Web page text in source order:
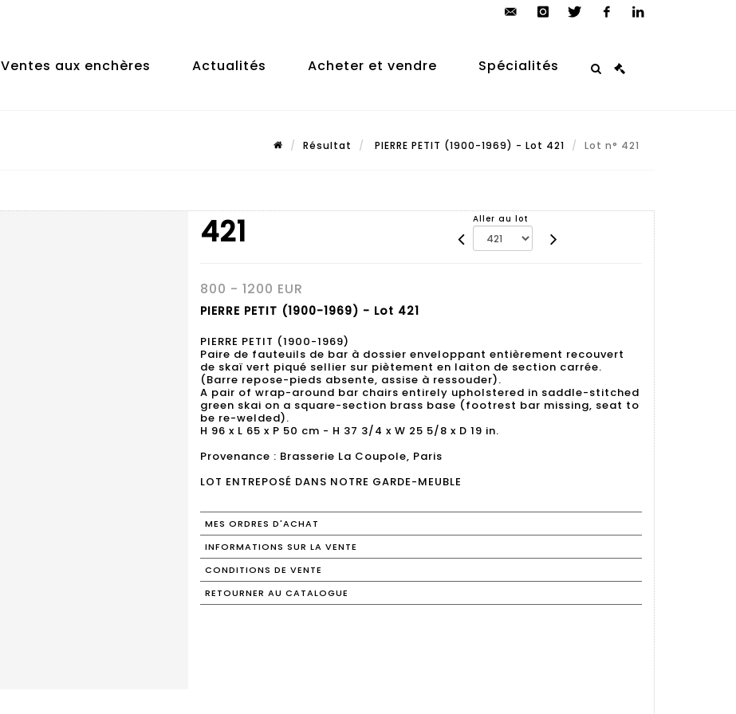
auction.com
Ventes aux enchères Actualités Acheter et vendre Spécialités
Résultat PIERRE PETIT (1900-1969) - Lot 421 Lot n° 421
421 Aller au lot
800 - 1200 EUR
PIERRE PETIT (1900-1969) - Lot 421
PIERRE PETIT (1900-1969)
Paire de fauteuils de bar à dossier enveloppant entièrement recouvert
de skaï vert piqué sellier sur piètement en laiton de section carrée.
(Barre repose-pieds absente, assise à ressouder).
A pair of wrap-around bar chairs entirely upholstered in saddle-stitched
green skai on a square-section brass base (footrest bar missing, seat to
be re-welded).
H 96 x L 65 x P 50 cm - H 37 3/4 x W 25 5/8 x D 19 in.
Provenance : Brasserie La Coupole, Paris
LOT ENTREPOSÉ DANS NOTRE GARDE-MEUBLE
MES ORDRES D'ACHAT
INFORMATIONS SUR LA VENTE
CONDITIONS DE VENTE
RETOURNER AU CATALOGUE